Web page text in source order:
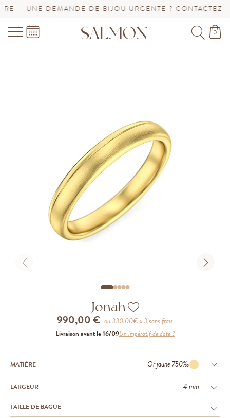
— UNE DEMANDE DE BIJOU URGENTE ? CONTACTEZ-
0
Jonah
990,00 € ou330.00€ x 3 sans frais
Livraison avant le 16/09Un impératif de date ?
MATIÈRE Or jaune 750‰
LARGEUR 4 mm
TAILLE DE BAGUE